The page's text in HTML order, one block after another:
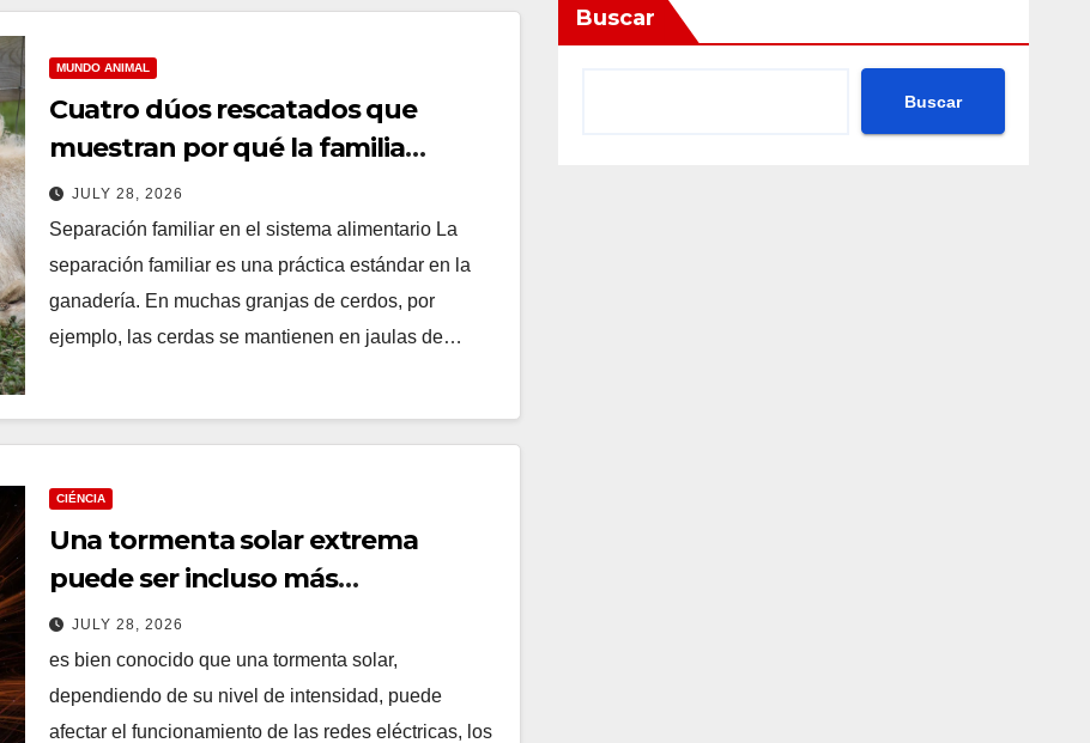
MUNDO ANIMAL
Cuatro dúos rescatados que
muestran por qué la familia
debería ser para siempre
JULY 28, 2026
Separación familiar en el sistema alimentario La
separación familiar es una práctica estándar en la
ganadería. En muchas granjas de cerdos, por
ejemplo, las cerdas se mantienen en jaulas de…
CIÉNCIA
Una tormenta solar extrema
puede ser incluso más
devastadora de lo que se
imaginaba
JULY 28, 2026
es bien conocido que una tormenta solar,
dependiendo de su nivel de intensidad, puede
afectar el funcionamiento de las redes eléctricas, los
Buscar
Buscar